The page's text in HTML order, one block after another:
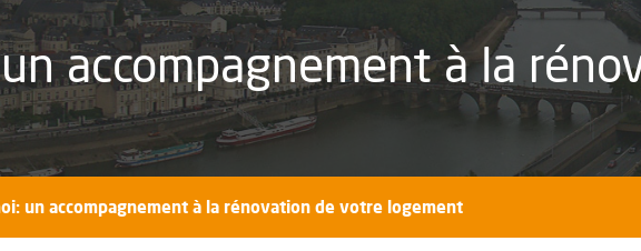
accompagnement à la
un accompagnement à la rénovation de votre logement